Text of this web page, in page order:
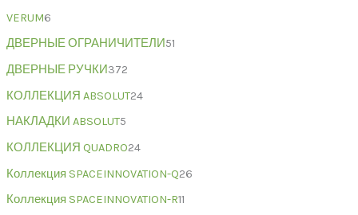
VERUM6
ДВЕРНЫЕ ОГРАНИЧИТЕЛИ51
ДВЕРНЫЕ РУЧКИ372
КОЛЛЕКЦИЯ ABSOLUT24
НАКЛАДКИ ABSOLUT5
КОЛЛЕКЦИЯ QUADRO24
Коллекция SPACEINNOVATION-Q26
Коллекция SPACEINNOVATION-R11